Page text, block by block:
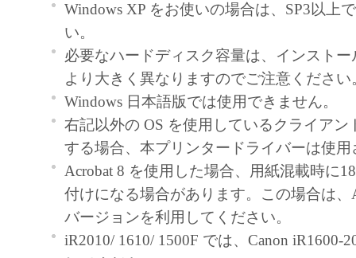
AGREEMENT BEFORE INSTALLING THE
CLICKING THE BUTTON INDICATING
ACCEPTANCE AS STATED BELOW OR
SOFTWARE, YOU AGREE TO BE BOUND
AND CONDITIONS OF THIS
NOT AGREE TO THE FOLLOWING
CONDITIONS OF THIS AGREEMENT, DO
SOFTWARE. NO REFUND WILL BE
SOFTWARE WAS PROVIDED TO YOU AT
1. GRANT OF LICENSE
Canon grants you a personal, limited and non-
Windows XP をお使いの場合は、SP3以上
い。
必要なハードディスク容量は、インスト
より大きく異なりますのでご注意ください
Windows 日本語版では使用できません。
右記以外の OS を使用しているクライアン
する場合、本プリンタードライバーは使
Acrobat 8 を使用した場合、用紙混載時に
付けになる場合があります。この場合は、
バージョンを利用してください。
iR2010/ 1610/ 1500F では、Canon iR1600-